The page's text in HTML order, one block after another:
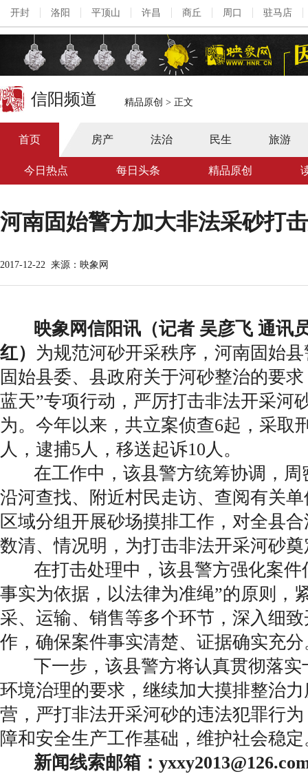
开封 洛阳 平顶山 许昌 商丘 周口 驻马店
信阳频道 精品原创 > 正文
首页 房产 法治 民生 旅游
今日热点 每日头条 精品原创
河南固始警方加大非法采砂打
2017-12-22 来源：映象网
映象网信阳讯（记者 吴彦飞 通讯
红） 为规范河砂开采秩序，河南固始
固始县委、县政府关于河砂整治的要
蓝天”专项行动，严厉打击非法开采河
为。今年以来，共立案侦查6起，采取
人，逮捕5人，移送起诉10人。
在工作中，该县警方统筹协调，周
沿河查找、附近村民走访、查阅有关
区域分组开展砂场摸排工作，对全县
数清、情况明，为打击非法开采河砂
在打击处理中，该县警方强化案件
事实为依据，以法律为准绳”的原则，
采、运输、销售等多个环节，深入细
作，确保案件事实清楚、证据确实充分
下一步，该县警方将认真贯彻落实
环境治理的要求，继续加大摸排整治
营，严打非法开采河砂的违法犯罪行
障和安全生产工作基础，维护社会稳定
新闻线索邮箱：